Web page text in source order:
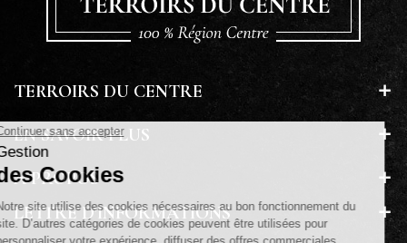
TERROIRS DU CENTRE
EN SAVOIR PLUS
A PROPOS
LETTRE D'INFORMATIONS